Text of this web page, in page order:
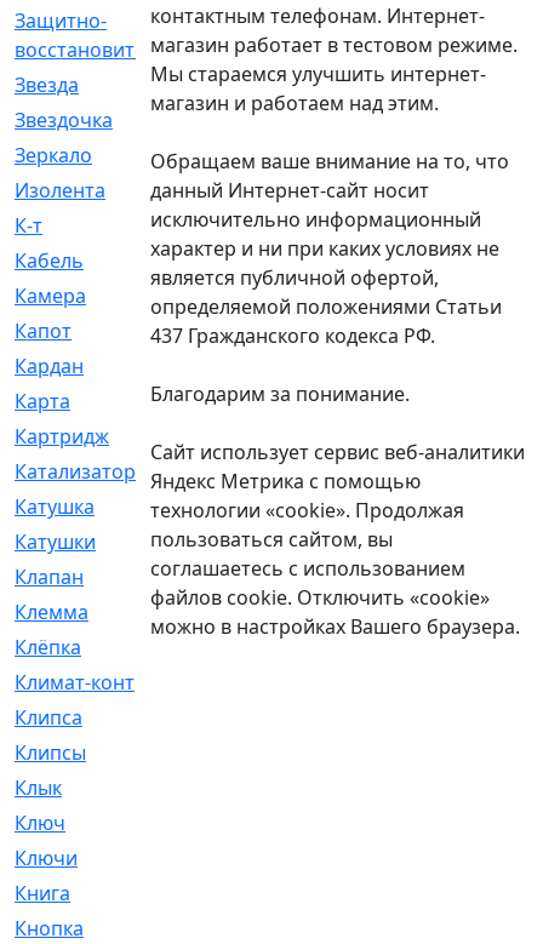
Защитно-
восстановительный
[4]
Звезда
[1]
Звездочка
Зеркало
[369]
Изолента
[1]
К-т
[13]
Кабель
[50]
Камера
[4]
Капот
[144]
Кардан
Карта
[2]
Картридж
Катализатор
[1]
Катушка
[2]
Катушки
[291]
Клапан
[375]
Клемма
[5]
Клёпка
Климат-контроль
Клипса
Клипсы
Клык
Ключ
Ключи
Книга
Кнопка
контактным телефонам. Интернет-
магазин работает в тестовом режиме.
Мы стараемся улучшить интернет-
магазин и работаем над этим.
Обращаем ваше внимание на то, что
данный Интернет-сайт носит
исключительно информационный
характер и ни при каких условиях не
является публичной офертой,
определяемой положениями Статьи
437 Гражданского кодекса РФ.
Благодарим за понимание.
Сайт использует сервис веб-аналитики
Яндекс Метрика с помощью
технологии «cookie». Продолжая
пользоваться сайтом, вы
соглашаетесь с использованием
файлов cookie. Отключить «cookie»
можно в настройках Вашего браузера.